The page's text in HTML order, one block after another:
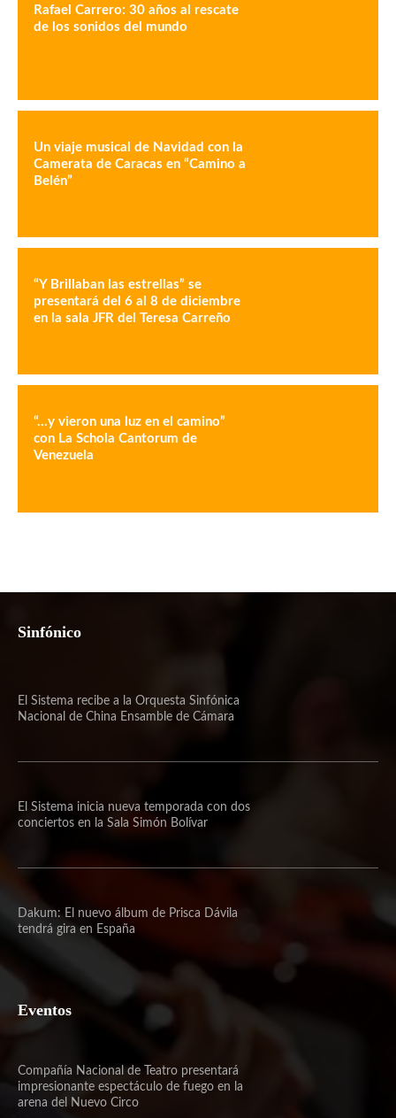
Rafael Carrero: 30 años al rescate
de los sonidos del mundo
Un viaje musical de Navidad con la
Camerata de Caracas en “Camino a
Belén”
“Y Brillaban las estrellas” se
presentará del 6 al 8 de diciembre
en la sala JFR del Teresa Carreño
“…y vieron una luz en el camino”
con La Schola Cantorum de
Venezuela
Sinfónico
El Sistema recibe a la Orquesta Sinfónica
Nacional de China Ensamble de Cámara
El Sistema inicia nueva temporada con dos
conciertos en la Sala Simón Bolívar
Dakum: El nuevo álbum de Prisca Dávila
tendrá gira en España
Eventos
Compañía Nacional de Teatro presentará
impresionante espectáculo de fuego en la
arena del Nuevo Circo